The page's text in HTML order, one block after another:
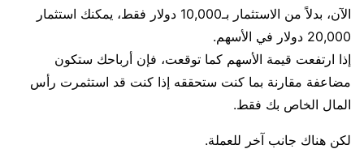
الآن، بدلاً من الاستثمار بـ10,000 دولار فقط، يمكنك استثمار
20,000 دولار في الأسهم.
إذا ارتفعت قيمة الأسهم كما توقعت، فإن أرباحك ستكون
مضاعفة مقارنة بما كنت ستحققه إذا كنت قد استثمرت رأس
المال الخاص بك فقط.
لكن هناك جانب آخر للعملة.